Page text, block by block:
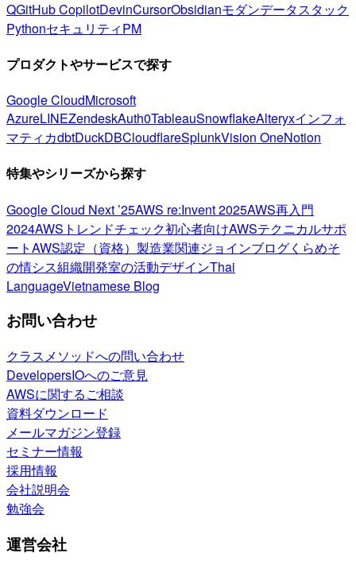
QGitHub CopilotDevinCursorObsidianモダンデータスタック
PythonセキュリティPM
プロダクトやサービスで探す
Google CloudMicrosoft
AzureLINEZendeskAuth0TableauSnowflakeAlteryxインフォ
マティカdbtDuckDBCloudflareSplunkVision OneNotion
特集やシリーズから探す
Google Cloud Next ’25AWS re:Invent 2025AWS再入門
2024AWSトレンドチェック初心者向けAWSテクニカルサポ
ートAWS認定（資格） 製造業関連ジョインブログくらめそ
の情シス組織開発室の活動デザインThai
LanguageVietnamese Blog
お問い合わせ
クラスメソッドへの問い合わせ
DevelopersIOへのご意見
AWSに関するご相談
資料ダウンロード
メールマガジン登録
セミナー情報
採用情報
会社説明会
勉強会
運営会社